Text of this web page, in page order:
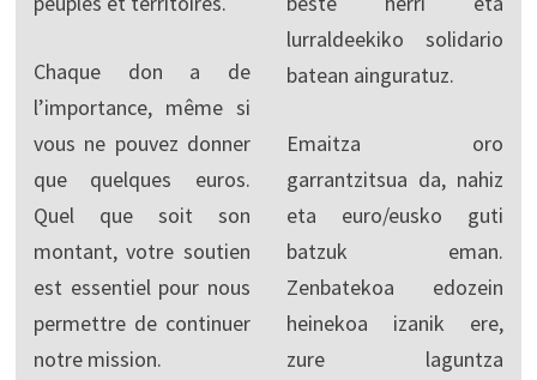
Chaque don a de
l’importance, même si
vous ne pouvez donner
que quelques euros.
Quel que soit son
montant, votre soutien
est essentiel pour nous
permettre de continuer
notre mission.
lurraldeekiko solidario
batean ainguratuz.
Emaitza oro
garrantzitsua da, nahiz
eta euro/eusko guti
batzuk eman.
Zenbatekoa edozein
heinekoa izanik ere,
zure laguntza